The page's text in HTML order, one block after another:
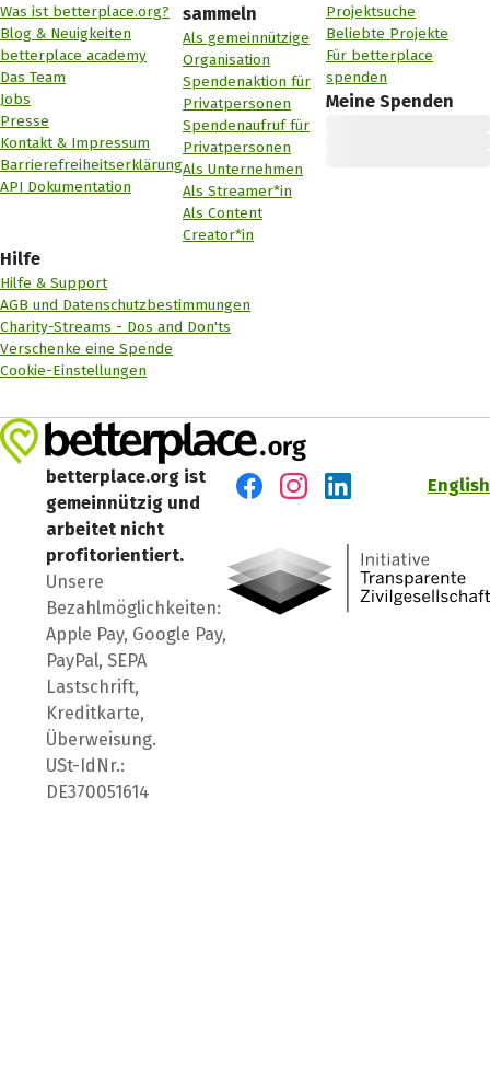
Was ist betterplace.org?
Blog & Neuigkeiten
betterplace academy
Das Team
Jobs
Presse
Kontakt & Impressum
Barrierefreiheitserklärung
API Dokumentation
sammeln
Als gemeinnützige
Organisation
Spendenaktion für
Privatpersonen
Spendenaufruf für
Privatpersonen
Als Unternehmen
Als Streamer*in
Als Content
Creator*in
Projektsuche
Beliebte Projekte
Für betterplace
spenden
Meine Spenden
Hilfe
Hilfe & Support
AGB und Datenschutzbestimmungen
Charity-Streams - Dos and Don'ts
Verschenke eine Spende
Cookie-Einstellungen
betterplace.org ist
gemeinnützig und
arbeitet nicht
profitorientiert.
Unsere
Bezahlmöglichkeiten:
Apple Pay, Google Pay,
PayPal, SEPA
Lastschrift,
Kreditkarte,
Überweisung.
USt-IdNr.:
DE370051614
English